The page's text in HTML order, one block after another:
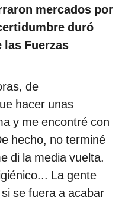
mercados por
duró
las Fuerzas
de
hacer unas
y me encontré con
hecho, no terminé
di la media vuelta.
La gente
se fuera a acabar